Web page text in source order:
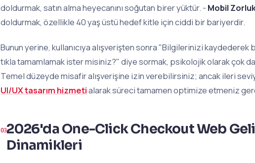
doldurmak, satın alma heyecanını soğutan birer yüktür. - Mobil
doldurmak, özellikle 40 yaş üstü hedef kitle için ciddi bir bariyerdir.
Bunun yerine, kullanıcıya alışverişten sonra "Bilgilerinizi
tıkla tamamlamak ister misiniz?" diye sormak, psikolojik olarak çok
Temel düzeyde misafir alışverişine izin verebilirsiniz; ancak ileri
UI/UX tasarım hizmetialarak süreci tamamen optimize etmeniz
2026'da One-Click Checkout Web
Dinamikleri